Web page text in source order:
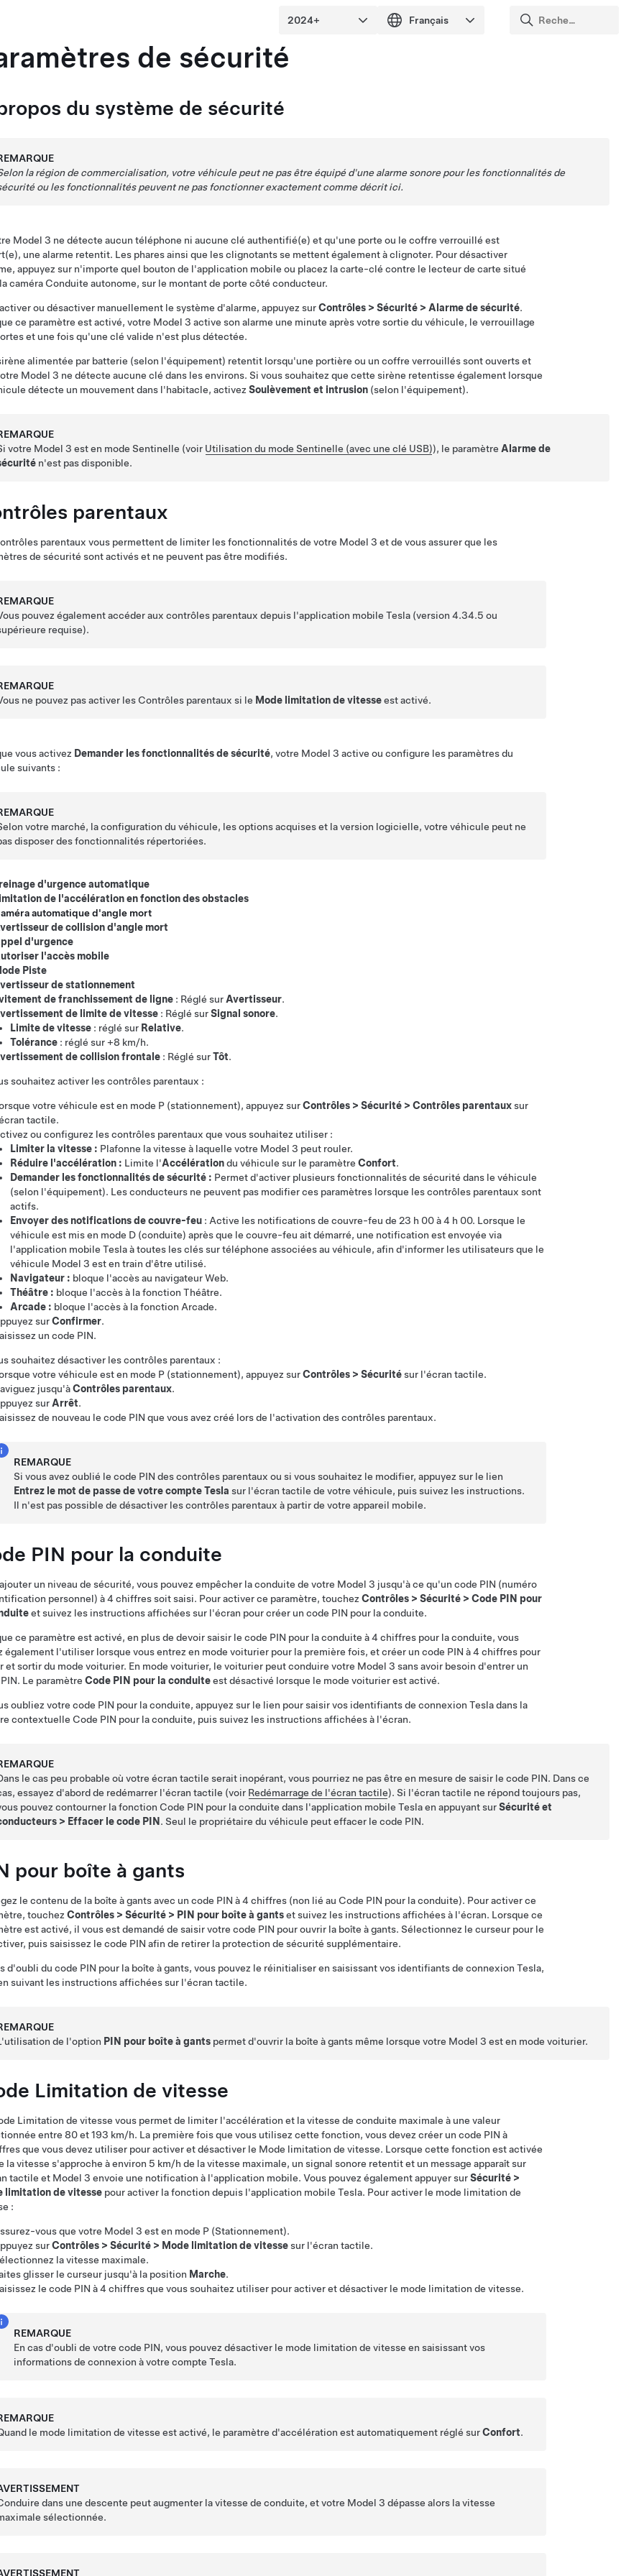
de sécurité
du système de sécurité
la région de commercialisation, votre véhicule peut ne pas être équipé d'une alarme sonore pour les fonctionnalités de
ou les fonctionnalités peuvent ne pas fonctionner exactement comme décrit ici.
Model 3 ne détecte aucun téléphone ni aucune clé authentifié(e) et qu'une porte ou le coffre verrouillé est
une alarme retentit. Les phares ainsi que les clignotants se mettent également à clignoter. Pour désactiver
appuyez sur n'importe quel bouton de l'application mobile ou placez la carte-clé contre le lecteur de carte situé
caméra Conduite autonome, sur le montant de porte côté conducteur.
ou désactiver manuellement le système d'alarme, appuyez surContrôles > Sécurité > Alarme de sécurité.
ce paramètre est activé, votre Model 3 active son alarme une minute après votre sortie du véhicule, le verrouillage
et une fois qu'une clé valide n'est plus détectée.
alimentée par batterie (selon l'équipement) retentit lorsqu'une portière ou un coffre verrouillés sont ouverts et
Model 3 ne détecte aucune clé dans les environs. Si vous souhaitez que cette sirène retentisse également lorsque
détecte un mouvement dans l'habitacle, activez Soulèvement et intrusion (selon l'équipement).
votre Model 3 est en mode Sentinelle (voir Utilisation du mode Sentinelle (avec une clé USB)), le paramètre Alarme de
n'est pas disponible.
parentaux
parentaux vous permettent de limiter les fonctionnalités de votre Model 3 et de vous assurer que les
de sécurité sont activés et ne peuvent pas être modifiés.
pouvez également accéder aux contrôles parentaux depuis l'application mobile Tesla (version 4.34.5 ou
requise).
ne pouvez pas activer les Contrôles parentaux si le Mode limitation de vitesseest activé.
vous activez Demander les fonctionnalités de sécurité, votre Model 3 active ou configure les paramètres du
suivants :
votre marché, la configuration du véhicule, les options acquises et la version logicielle, votre véhicule peut ne
disposer des fonctionnalités répertoriées.
d'urgence automatique
de l'accélération en fonction des obstacles
automatique d'angle mort
de collision d'angle mort
d'urgence
l'accès mobile
Piste
de stationnement
de franchissement de ligne : Réglé sur Avertisseur.
de limite de vitesse : Réglé surSignal sonore.
Limite de vitesse : réglé sur Relative.
Tolérance : réglé sur+8 km/h.
de collision frontale : Réglé surTôt.
souhaitez activer les contrôles parentaux :
votre véhicule est en mode P (stationnement), appuyez surContrôles > Sécurité > Contrôles parentauxsur
tactile.
ou configurez les contrôles parentaux que vous souhaitez utiliser :
Limiter la vitesse : Plafonne la vitesse à laquelle votre Model 3 peut rouler.
Réduire l'accélération : Limite l'Accélérationdu véhicule sur le paramètre Confort.
Demander les fonctionnalités de sécurité : Permet d'activer plusieurs fonctionnalités de sécurité dans le véhicule
(selon l'équipement). Les conducteurs ne peuvent pas modifier ces paramètres lorsque les contrôles parentaux sont
actifs.
Envoyer des notifications de couvre-feu : Active les notifications de couvre-feu de 23 h 00 à 4 h 00. Lorsque le
véhicule est mis en mode D (conduite) après que le couvre-feu ait démarré, une notification est envoyée via
l'application mobile Tesla à toutes les clés sur téléphone associées au véhicule, afin d'informer les utilisateurs que le
véhicule Model 3 est en train d'être utilisé.
Navigateur : bloque l'accès au navigateur Web.
Théâtre : bloque l'accès à la fonction Théâtre.
Arcade : bloque l'accès à la fonction Arcade.
surConfirmer.
un code PIN.
souhaitez désactiver les contrôles parentaux :
votre véhicule est en mode P (stationnement), appuyez surContrôles > Sécuritésur l'écran tactile.
jusqu'àContrôles parentaux.
sur Arrêt.
de nouveau le code PIN que vous avez créé lors de l'activation des contrôles parentaux.
REMARQUE
Si vous avez oublié le code PIN des contrôles parentaux ou si vous souhaitez le modifier, appuyez sur le lien
Entrez le mot de passe de votre compte Tesla sur l'écran tactile de votre véhicule, puis suivez les instructions.
Il n'est pas possible de désactiver les contrôles parentaux à partir de votre appareil mobile.
PIN pour la conduite
un niveau de sécurité, vous pouvez empêcher la conduite de votre Model 3 jusqu'à ce qu'un code PIN (numéro
personnel) à 4 chiffres soit saisi. Pour activer ce paramètre, touchez Contrôles > Sécurité > Code PIN pour
et suivez les instructions affichées sur l'écran pour créer un code PIN pour la conduite.
ce paramètre est activé, en plus de devoir saisir le code PIN pour la conduite à 4 chiffres pour la conduite, vous
également l'utiliser lorsque vous entrez en mode voiturier pour la première fois, et créer un code PIN à 4 chiffres pour
et sortir du mode voiturier. En mode voiturier, le voiturier peut conduire votre Model 3 sans avoir besoin d'entrer un
Le paramètre Code PIN pour la conduiteest désactivé lorsque le mode voiturier est activé.
oubliez votre code PIN pour la conduite, appuyez sur le lien pour saisir vos identifiants de connexion Tesla dans la
contextuelle Code PIN pour la conduite, puis suivez les instructions affichées à l'écran.
le cas peu probable où votre écran tactile serait inopérant, vous pourriez ne pas être en mesure de saisir le code PIN. Dans ce
essayez d'abord de redémarrer l'écran tactile (voir Redémarrage de l'écran tactile). Si l'écran tactile ne répond toujours pas,
pouvez contourner la fonction Code PIN pour la conduite dans l'application mobile Tesla en appuyant surSécurité et
> Effacer le code PIN . Seul le propriétaire du véhicule peut effacer le code PIN.
pour boîte à gants
le contenu de la boîte à gants avec un code PIN à 4 chiffres (non lié au Code PIN pour la conduite). Pour activer ce
touchez Contrôles > Sécurité > PIN pour boîte à gantset suivez les instructions affichées à l'écran. Lorsque ce
est activé, il vous est demandé de saisir votre code PIN pour ouvrir la boîte à gants. Sélectionnez le curseur pour le
puis saisissez le code PIN afin de retirer la protection de sécurité supplémentaire.
d'oubli du code PIN pour la boîte à gants, vous pouvez le réinitialiser en saisissant vos identifiants de connexion Tesla,
suivant les instructions affichées sur l'écran tactile.
de l'option PIN pour boîte à gants permet d'ouvrir la boîte à gants même lorsque votre Model 3 est en mode voiturier.
Limitation de vitesse
Limitation de vitesse vous permet de limiter l'accélération et la vitesse de conduite maximale à une valeur
entre 80 et 193 km/h. La première fois que vous utilisez cette fonction, vous devez créer un code PIN à
que vous devez utiliser pour activer et désactiver le Mode limitation de vitesse. Lorsque cette fonction est activée
la vitesse s'approche à environ 5 km/h de la vitesse maximale, un signal sonore retentit et un message apparaît sur
tactile et Model 3 envoie une notification à l'application mobile. Vous pouvez également appuyer surSécurité >
limitation de vitesse pour activer la fonction depuis l'application mobile Tesla. Pour activer le mode limitation de
:
vous que votre Model 3 est en mode P (Stationnement).
surContrôles > Sécurité > Mode limitation de vitessesur l'écran tactile.
la vitesse maximale.
glisser le curseur jusqu'à la position Marche.
le code PIN à 4 chiffres que vous souhaitez utiliser pour activer et désactiver le mode limitation de vitesse.
REMARQUE
En cas d'oubli de votre code PIN, vous pouvez désactiver le mode limitation de vitesse en saisissant vos
informations de connexion à votre compte Tesla.
le mode limitation de vitesse est activé, le paramètre d'accélération est automatiquement réglé surConfort.
dans une descente peut augmenter la vitesse de conduite, et votre Model 3 dépasse alors la vitesse
sélectionnée.